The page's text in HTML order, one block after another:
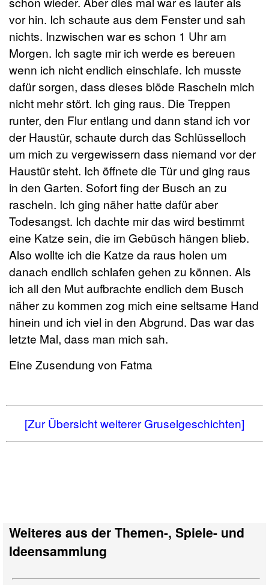
vor hin. Ich schaute aus dem Fenster und sah
nichts. Inzwischen war es schon 1 Uhr am
Morgen. Ich sagte mir ich werde es bereuen
wenn ich nicht endlich einschlafe. Ich musste
dafür sorgen, dass dieses blöde Rascheln mich
nicht mehr stört. Ich ging raus. Die Treppen
runter, den Flur entlang und dann stand ich vor
der Haustür, schaute durch das Schlüsselloch
um mich zu vergewissern dass niemand vor der
Haustür steht. Ich öffnete die Tür und ging raus
in den Garten. Sofort fing der Busch an zu
rascheln. Ich ging näher hatte dafür aber
Todesangst. Ich dachte mir das wird bestimmt
eine Katze sein, die im Gebüsch hängen blieb.
Also wollte ich die Katze da raus holen um
danach endlich schlafen gehen zu können. Als
ich all den Mut aufbrachte endlich dem Busch
näher zu kommen zog mich eine seltsame Hand
hinein und ich viel in den Abgrund. Das war das
letzte Mal, dass man mich sah.
Eine Zusendung von Fatma
[Zur Übersicht weiterer Gruselgeschichten]
Weiteres aus der Themen-, Spiele- und
Ideensammlung